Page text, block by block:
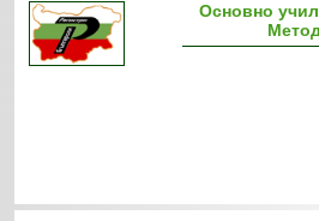
Основно